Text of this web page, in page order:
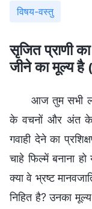
विषय-वस्तु
सृजित प्राणी
जीने का मूल्य है
आज तुम सभी
के वचनों और अंत के
गवाही देने का
चाहे फिल्में बनाना
क्या वे भ्रष्ट
निहित है? उनका